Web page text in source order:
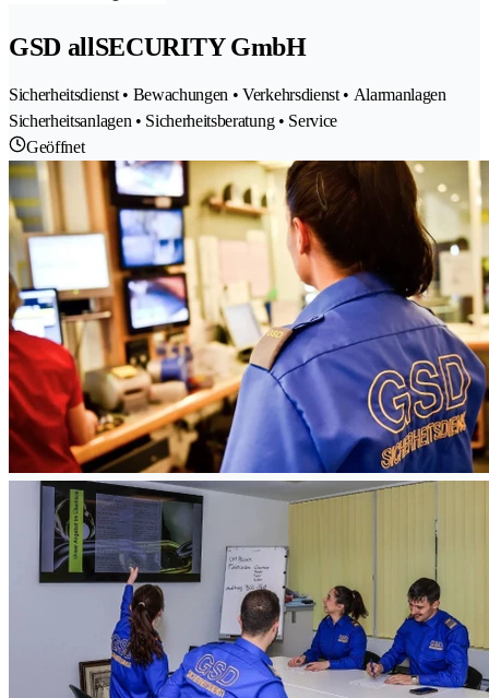
GSD allSECURITY GmbH
Sicherheitsdienst • Bewachungen • Verkehrsdienst • Alarmanlagen
Sicherheitsanlagen • Sicherheitsberatung • Service
Geöffnet